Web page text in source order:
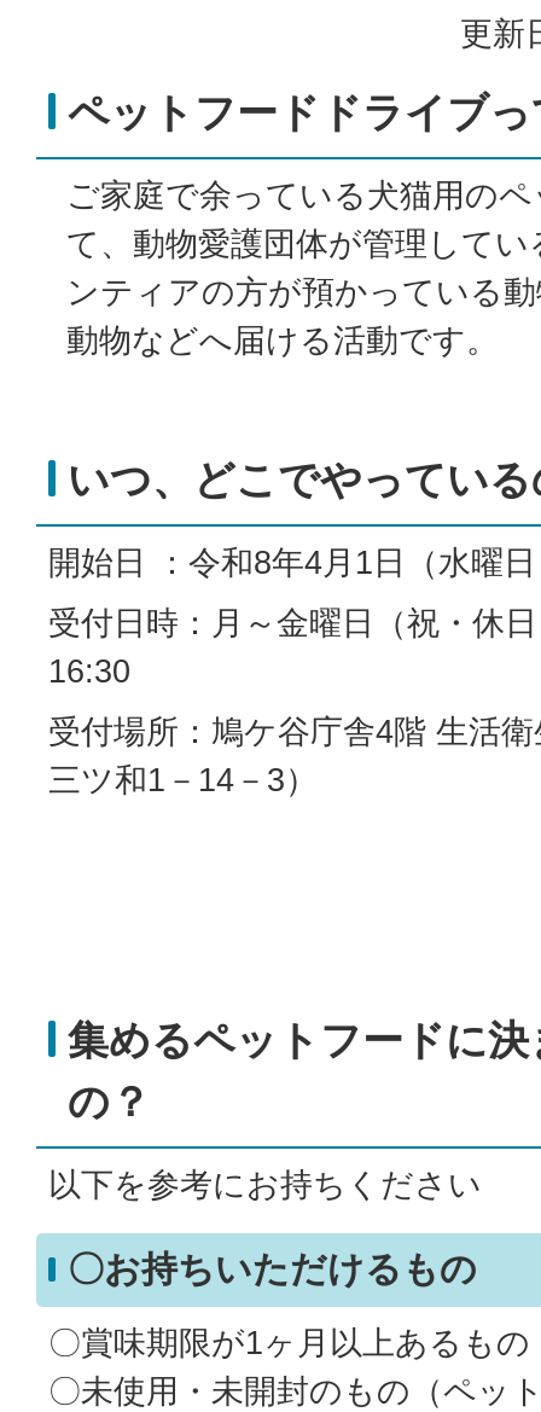
更新
ペットフードドライブ
ご家庭で余っている犬猫用の
て、動物愛護団体が管理して
ンティアの方が預かっている
動物などへ届ける活動です。
いつ、どこでやってい
開始日 ：令和8年4月1日（水曜
受付日時：月～金曜日（祝・休
16:30
受付場所：鳩ケ谷庁舎4階 生活
三ツ和1－14－3）
集めるペットフードに
の？
以下を参考にお持ちください
〇お持ちいただけるもの
〇賞味期限が1ヶ月以上あるもの
〇未使用・未開封のもの（ペッ